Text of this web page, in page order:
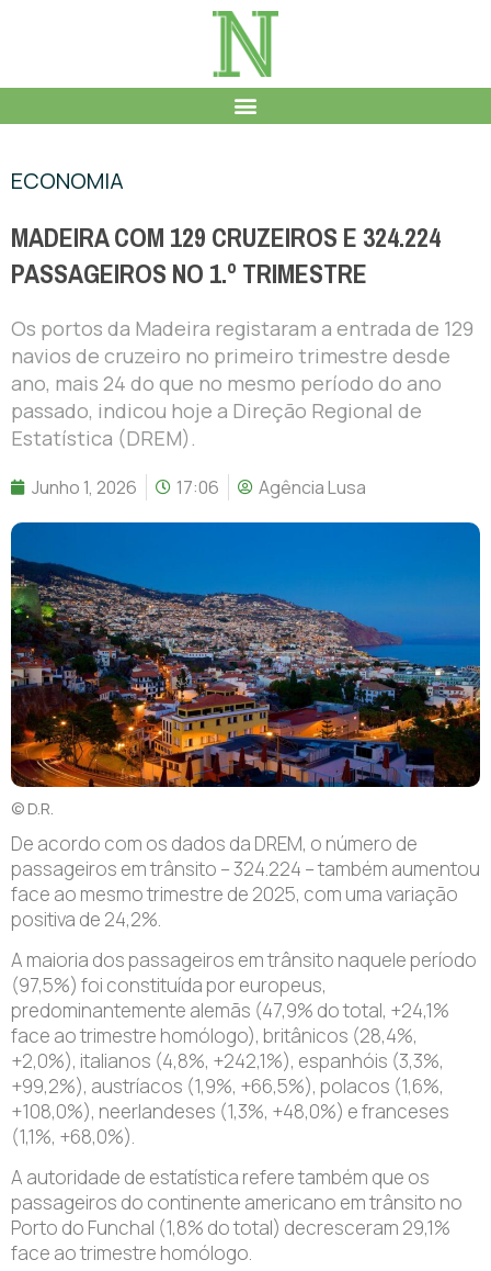
ECONOMIA
MADEIRA COM 129 CRUZEIROS E 324.224
PASSAGEIROS NO 1.º TRIMESTRE
Os portos da Madeira registaram a entrada de 129
navios de cruzeiro no primeiro trimestre desde
ano, mais 24 do que no mesmo período do ano
passado, indicou hoje a Direção Regional de
Estatística (DREM).
Junho 1, 2026 17:06 Agência Lusa
© D.R.
De acordo com os dados da DREM, o número de
passageiros em trânsito – 324.224 – também aumentou
face ao mesmo trimestre de 2025, com uma variação
positiva de 24,2%.
A maioria dos passageiros em trânsito naquele período
(97,5%) foi constituída por europeus,
predominantemente alemãs (47,9% do total, +24,1%
face ao trimestre homólogo), britânicos (28,4%,
+2,0%), italianos (4,8%, +242,1%), espanhóis (3,3%,
+99,2%), austríacos (1,9%, +66,5%), polacos (1,6%,
+108,0%), neerlandeses (1,3%, +48,0%) e franceses
(1,1%, +68,0%).
A autoridade de estatística refere também que os
passageiros do continente americano em trânsito no
Porto do Funchal (1,8% do total) decresceram 29,1%
face ao trimestre homólogo.